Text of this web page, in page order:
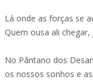
Lá onde as forças se
Quem ousa ali
No Pântano dos
os nossos sonhos e